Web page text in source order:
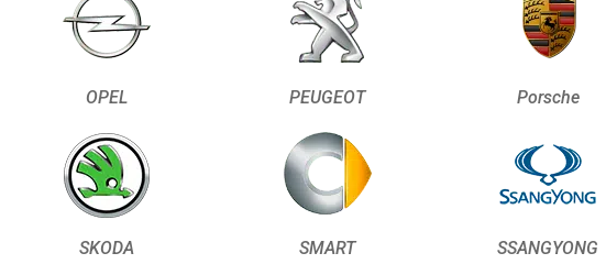
OPEL PEUGEOT Porsche
SKODA SMART SSANGYONG